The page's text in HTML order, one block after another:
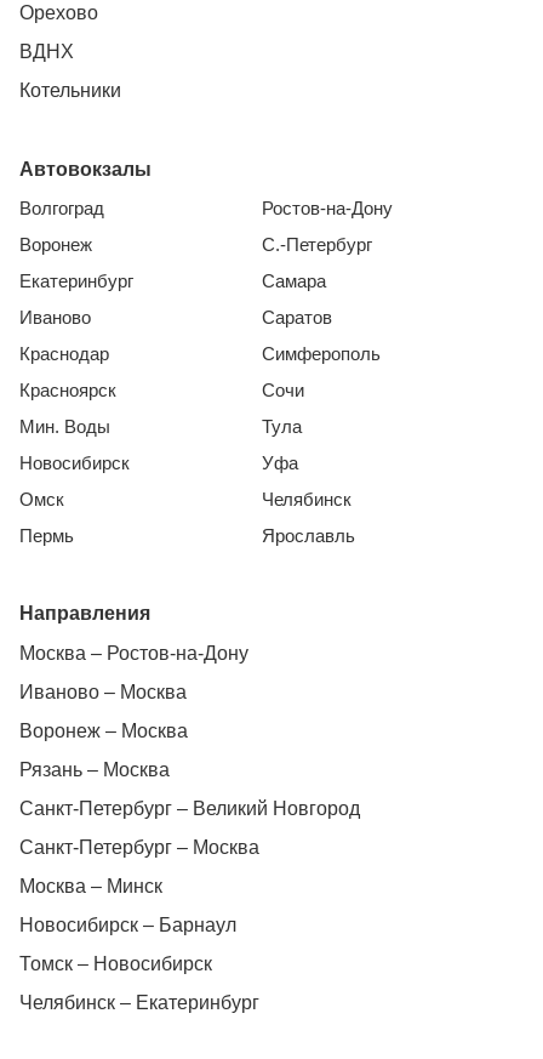
Орехово
ВДНХ
Котельники
Автовокзалы
Волгоград
Воронеж
Екатеринбург
Иваново
Краснодар
Красноярск
Мин. Воды
Новосибирск
Омск
Пермь
Ростов-на-Дону
С.-Петербург
Самара
Саратов
Симферополь
Сочи
Тула
Уфа
Челябинск
Ярославль
Направления
Москва – Ростов-на-Дону
Иваново – Москва
Воронеж – Москва
Рязань – Москва
Санкт-Петербург – Великий Новгород
Санкт-Петербург – Москва
Москва – Минск
Новосибирск – Барнаул
Томск – Новосибирск
Челябинск – Екатеринбург